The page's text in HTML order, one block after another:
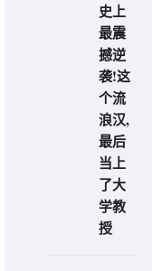
史上
最震
撼逆
袭!这
个流
浪汉,
最后
当上
了大
学教
授